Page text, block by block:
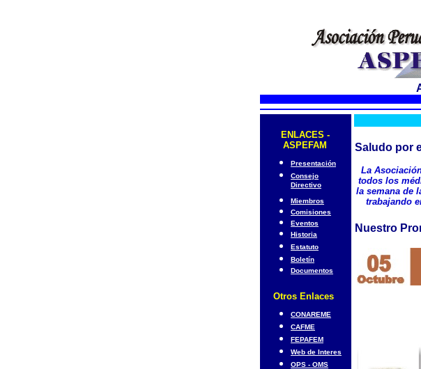
ENLACES -
ASPEFAM
Presentación
Consejo
Directivo
Miembros
Comisiones
Eventos
Historia
Estatuto
Boletín
Documentos
Otros Enlaces
CONAREME
CAFME
FEPAFEM
Web de Interes
OPS - OMS
Saludo por
La
todos los
la semana de
trabajando
Nuestro